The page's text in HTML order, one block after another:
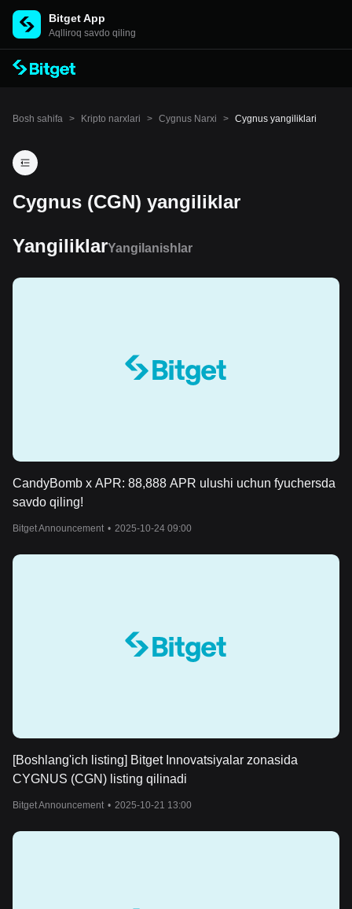
Bitget App
Aqlliroq savdo qiling
Bosh sahifa > Kripto narxlari > Cygnus Narxi > Cygnus yangiliklari
Cygnus (CGN) yangiliklar
YangiliklarYangilanishlar
CandyBomb x APR: 88,888 APR ulushi uchun fyuchersda
savdo qiling!
Bitget Announcement • 2025-10-24 09:00
[Boshlang'ich listing] Bitget Innovatsiyalar zonasida
CYGNUS (CGN) listing qilinadi
Bitget Announcement • 2025-10-21 13:00